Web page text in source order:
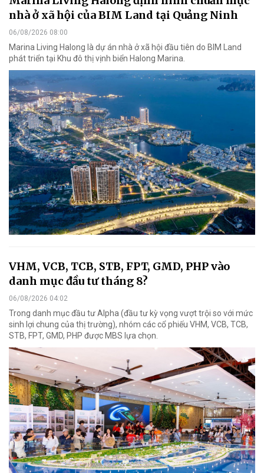
nhà ở xã hội của BIM Land tại Quảng Ninh
06/08/2026 08:00
Marina Living Halong là dự án nhà ở xã hội đầu tiên do BIM Land
phát triển tại Khu đô thị vịnh biển Halong Marina.
VHM, VCB, TCB, STB, FPT, GMD, PHP vào
danh mục đầu tư tháng 8?
06/08/2026 04:02
Trong danh mục đầu tư Alpha (đầu tư kỳ vọng vượt trội so với mức
sinh lợi chung của thị trường), nhóm các cổ phiếu VHM, VCB, TCB,
STB, FPT, GMD, PHP được MBS lựa chọn.